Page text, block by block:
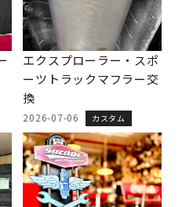
エクスプローラー・スポ
ーツトラックマフラー交
換
2026-07-06 カスタム